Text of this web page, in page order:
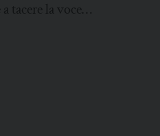
tacere la voce